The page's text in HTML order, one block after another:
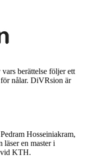
berättelse följer ett
nålar. DiVRsion är
Hosseiniakram,
en master i
vid KTH.